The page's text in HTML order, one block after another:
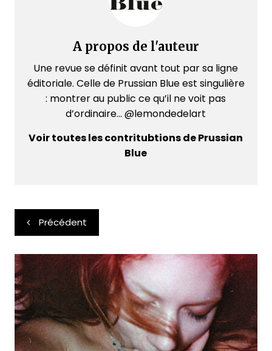
A propos de l'auteur
Une revue se définit avant tout par sa ligne
éditoriale. Celle de Prussian Blue est singulière
: montrer au public ce qu’il ne voit pas
d’ordinaire... @lemondedelart
Voir toutes les contritubtions de Prussian
Blue
Navigation
de
l’article
Précédent